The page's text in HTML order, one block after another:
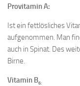
Provitamin A:
Ist ein fettlösliches
aufgenommen. Man
auch in Spinat. Des
Birne.
Vitamin B6: